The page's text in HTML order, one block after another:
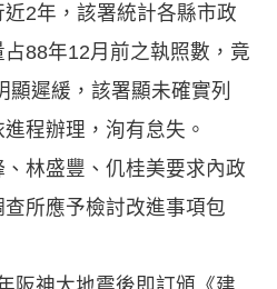
2年，該署統計各縣市政
88年12月前之執照數，竟
遲緩，該署顯未確實列
程辦理，洵有怠失。
林盛豐、仉桂美要求內政
所應予檢討改進事項包